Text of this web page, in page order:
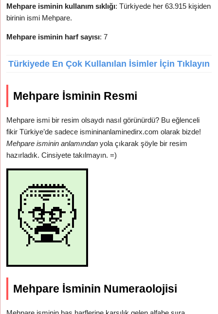
Mehpare isminin kullanım sıklığı: Türkiyede her 63.915 kişiden
birinin ismi Mehpare.
Mehpare isminin harf sayısı: 7
Türkiyede En Çok Kullanılan İsimler İçin Tıklayın
Mehpare İsminin Resmi
Mehpare ismi bir resim olsaydı nasıl görünürdü? Bu eğlenceli
fikir Türkiye’de sadece ismininanlaminedirx.com olarak bizde!
Mehpare isminin anlamından yola çıkarak şöyle bir resim
hazırladık. Cinsiyete takılmayın. =)
Mehpare İsminin Numeraolojisi